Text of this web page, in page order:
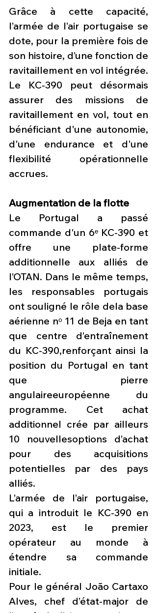
Grâce à cette capacité,
l’armée de l’air portugaise se
dote, pour la première fois de
son histoire, d’une fonction de
ravitaillement en vol intégrée.
Le KC-390 peut désormais
assurer des missions de
ravitaillement en vol, tout en
bénéficiant d'une autonomie,
d'une endurance et d'une
flexibilité opérationnelle
accrues.
Augmentation de la flotte
Le Portugal a passé
commande d'un 6ᵉ KC-390 et
offre une plate-forme
additionnelle aux alliés de
l’OTAN. Dans le même temps,
les responsables portugais
ont souligné le rôle dela base
aérienne nᵒ 11 de Beja en tant
que centre d’entraînement
du KC-390,renforçant ainsi la
position du Portugal en tant
que pierre
angulaireeuropéenne du
programme. Cet achat
additionnel crée par ailleurs
10 nouvellesoptions d’achat
pour des acquisitions
potentielles par des pays
alliés.
L’armée de l’air portugaise,
qui a introduit le KC-390 en
2023, est le premier
opérateur au monde à
étendre sa commande
initiale.
Pour le général João Cartaxo
Alves, chef d’état-major de